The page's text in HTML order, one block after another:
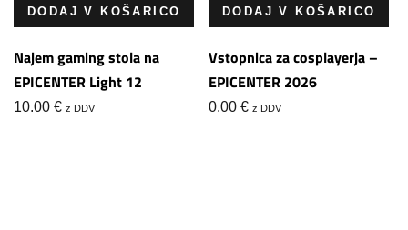
DODAJ V KOŠARICO
Najem gaming stola na
EPICENTER Light 12
10.00 € z DDV
DODAJ V KOŠARICO
Vstopnica za cosplayerja –
EPICENTER 2026
0.00 € z DDV